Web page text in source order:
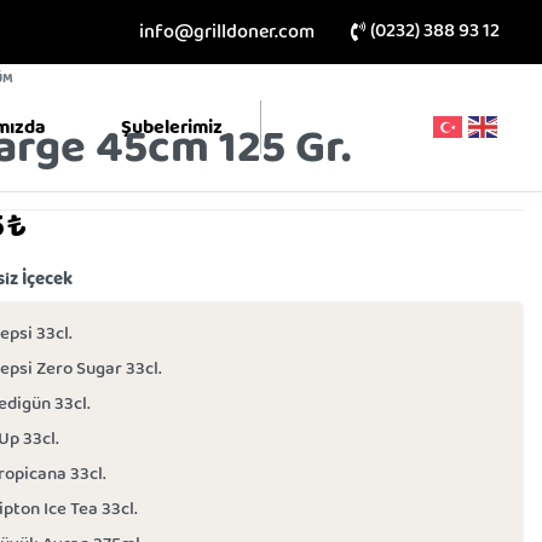
info@grilldoner.com (0232) 388 93 12
Şubelerimiz
45cm 125 Gr.
₺
İçecek
33cl.
Zero Sugar 33cl.
33cl.
33cl.
33cl.
Ice Tea 33cl.